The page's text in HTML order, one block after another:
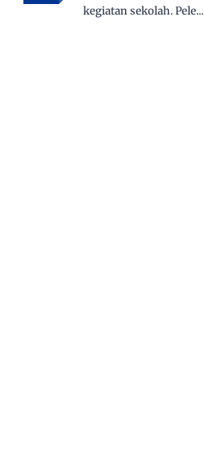
kegiatan sekolah. Pele...